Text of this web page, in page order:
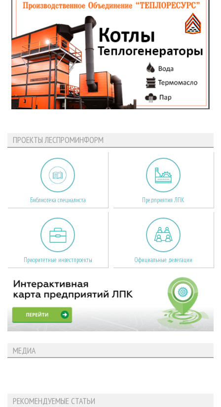
ПРОЕКТЫ ЛЕСПРОМИНФОРМ
Библиотека специалиста Предприятия ЛПК
Приоритетные инвестпроекты Официальные делегации
МЕДИА
РЕКОМЕНДУЕМЫЕ СТАТЬИ